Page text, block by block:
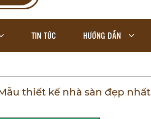
TIN TỨC HƯỚNG DẪN
thiết kế nhà sàn đẹp nhất